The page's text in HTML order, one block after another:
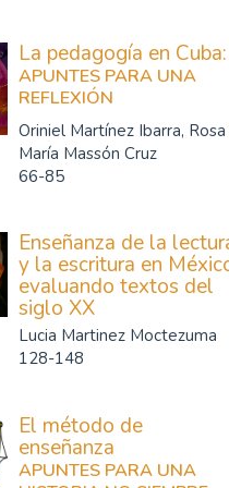
La pedagogía en Cuba:
APUNTES PARA UNA
REFLEXIÓN
Oriniel Martínez Ibarra, Rosa
María Massón Cruz
66-85
Enseñanza de la
y la escritura en
evaluando textos del
siglo XX
Lucia Martinez Moctezuma
128-148
El método de
enseñanza
APUNTES PARA UNA